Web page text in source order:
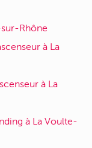
Rhône
à La
à La
à La Voulte-